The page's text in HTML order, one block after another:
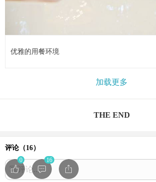
优雅的用餐环境
加载更多
THE END
评论（16）
写评论...
0 16